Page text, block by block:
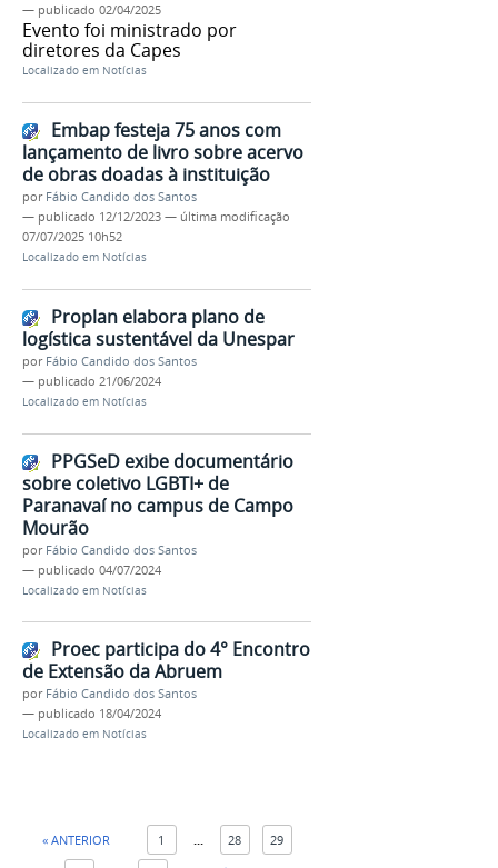
— publicado 02/04/2025
Evento foi ministrado por
diretores da Capes
Localizado em Notícias
Embap festeja 75 anos com
lançamento de livro sobre acervo
de obras doadas à instituição
por Fábio Candido dos Santos
— publicado 12/12/2023 — última modificação
07/07/2025 10h52
Localizado em Notícias
Proplan elabora plano de
logística sustentável da Unespar
por Fábio Candido dos Santos
— publicado 21/06/2024
Localizado em Notícias
PPGSeD exibe documentário
sobre coletivo LGBTI+ de
Paranavaí no campus de Campo
Mourão
por Fábio Candido dos Santos
— publicado 04/07/2024
Localizado em Notícias
Proec participa do 4° Encontro
de Extensão da Abruem
por Fábio Candido dos Santos
— publicado 18/04/2024
Localizado em Notícias
« ANTERIOR 1 ... 28 29